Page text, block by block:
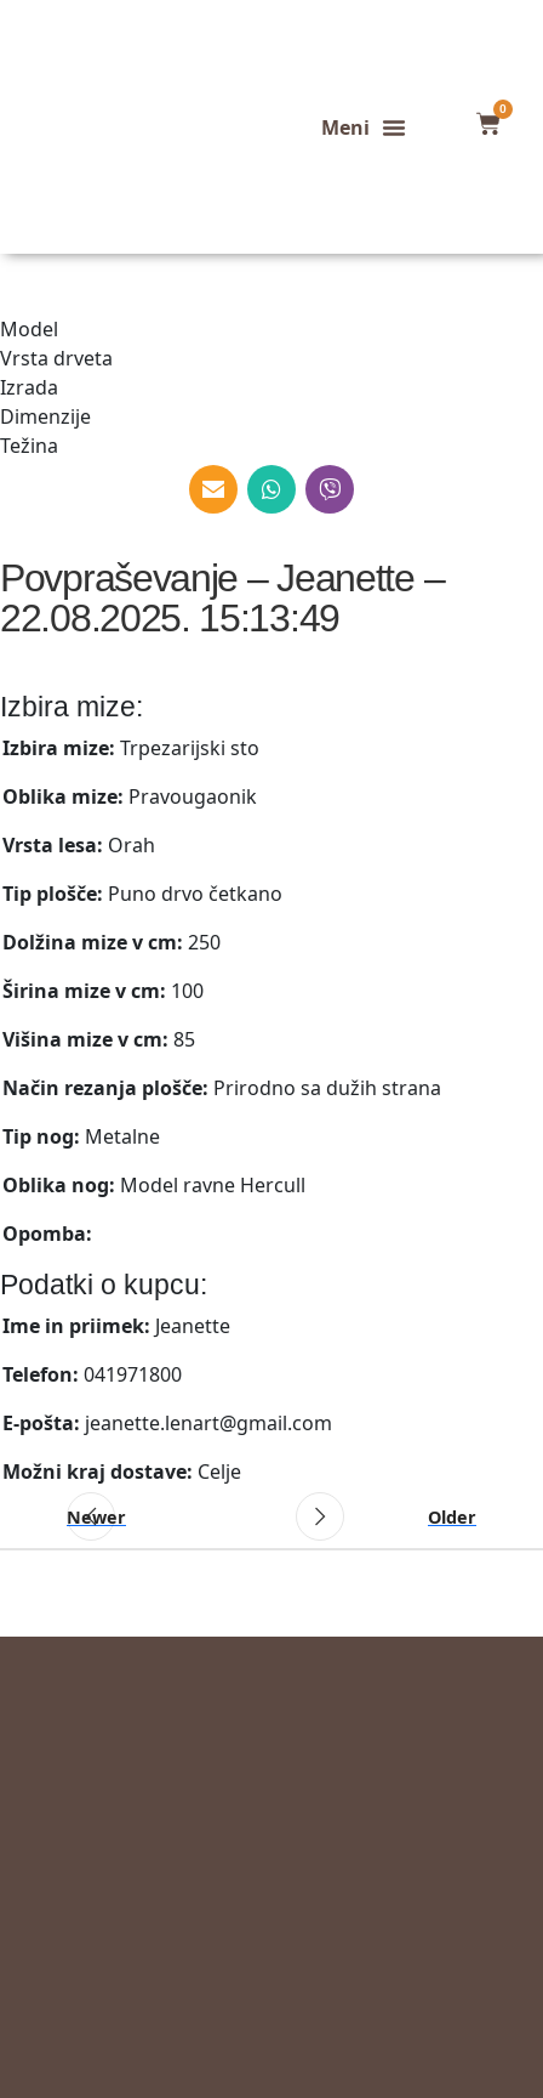
0
Model
Vrsta drveta
Izrada
Dimenzije
Težina
Povpraševanje – Jeanette –
22.08.2025. 15:13:49
Izbira mize:
Izbira mize: Trpezarijski sto
Oblika mize: Pravougaonik
Vrsta lesa: Orah
Tip plošče: Puno drvo četkano
Dolžina mize v cm: 250
Širina mize v cm: 100
Višina mize v cm: 85
Način rezanja plošče: Prirodno sa dužih strana
Tip nog: Metalne
Oblika nog: Model ravne Hercull
Opomba:
Podatki o kupcu:
Ime in priimek: Jeanette
Telefon: 041971800
E-pošta: jeanette.lenart@gmail.com
Možni kraj dostave: Celje
Newer Older